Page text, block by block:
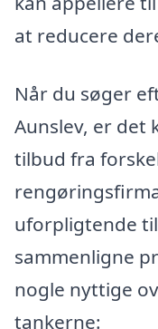
at reducere
Når du søger
Aunslev, er det
tilbud fra
uforpligtende
sammenligne
nogle nyttige
tankerne: